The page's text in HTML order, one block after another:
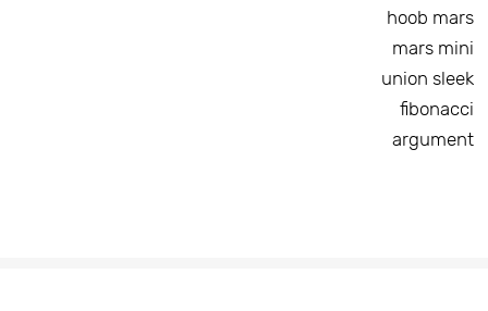
hoob mars
mars mini
union sleek
fibonacci
argument